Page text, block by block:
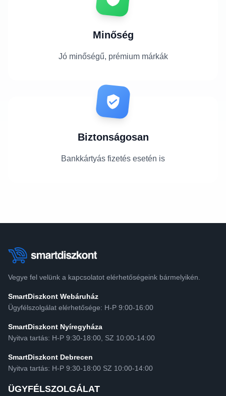
Minőség
Jó minőségű, prémium márkák
Biztonságosan
Bankkártyás fizetés esetén is
Vegye fel velünk a kapcsolatot elérhetőségeink bármelyikén.
SmartDiszkont Webáruház
Ügyfélszolgálat elérhetősége: H-P 9:00-16:00
SmartDiszkont Nyíregyháza
Nyitva tartás: H-P 9:30-18:00, SZ 10:00-14:00
SmartDiszkont Debrecen
Nyitva tartás: H-P 9:30-18:00 SZ 10:00-14:00
ÜGYFÉLSZOLGÁLAT